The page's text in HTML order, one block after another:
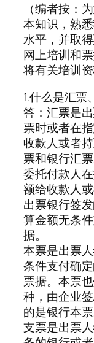
（编者按：
本知识，熟
水平，并取
网上培训和
将有关培训资
1.什么是汇票
答：汇票是
票时或者在
收款人或者
票和银行汇
委托付款人
额给收款人
出票银行签
算金额无条
据。
本票是出票
条件支付确
票据。本票
种，由企业
的是银行本票
支票是出票